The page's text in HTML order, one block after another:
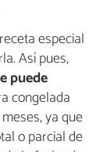
especial
Así pues,
puede
congelada
ya que
o parcial de